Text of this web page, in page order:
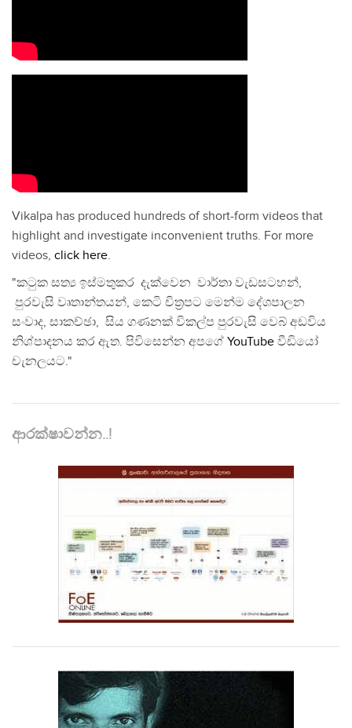
Vikalpa has produced hundreds of short-form videos that
highlight and investigate inconvenient truths. For more
videos, click here.
"කටුක සත්‍ය ඉස්මතුකර දැක්වෙන වාර්තා වැඩසටහන්,
පුරවැසි වෘතාන්තයන්, කෙටි චිත්‍රපට මෙන්ම දේශපාලන
සංවාද, සාකච්ඡා, සිය ගණනක් විකල්ප පුරවැසි වෙබ් අඩවිය
නිශ්පාදනය කර ඇත. පිවිසෙන්න අපගේ YouTube වීඩියෝ
චැනලයට."
ආරක්ෂාවන්න..!